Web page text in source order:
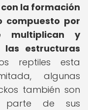
la formación
compuesto por
multiplican y
estructuras
reptiles esta
algunas
también son
parte de sus